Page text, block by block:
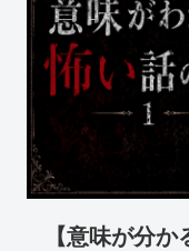
【意味が分